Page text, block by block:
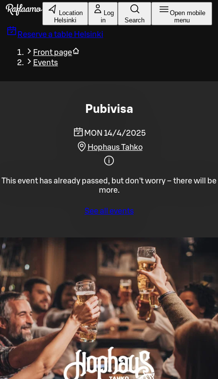
Skip to main content
Location
Helsinki
Log
in
Search
Open mobile
menu
Reserve a table Helsinki
Front page
Events
Pubivisa
MON 14/4/2025
Hophaus Tahko
This event has already passed, but don't worry – there will be
more.
See all events